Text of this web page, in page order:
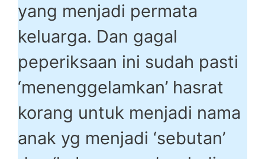
yang menjadi permata
keluarga. Dan gagal
peperiksaan ini sudah pasti
‘menenggelamkan’ hasrat
korang untuk menjadi nama
anak yg menjadi ‘sebutan’